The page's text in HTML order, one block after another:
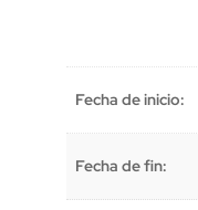
Fecha de inicio:
Fecha de fin: